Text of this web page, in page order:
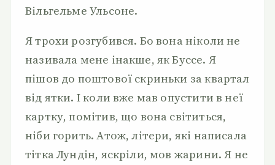
Вільгельме Ульсоне.
Я трохи розгубився. Бо вона ніколи не
називала мене інакше, як Буссе. Я
пішов до поштової скриньки за квартал
від ятки. І коли вже мав опустити в неї
картку, помітив, що вона світиться,
ніби горить. Атож, літери, які написала
тітка Лундін, яскріли, мов жарини. Я не